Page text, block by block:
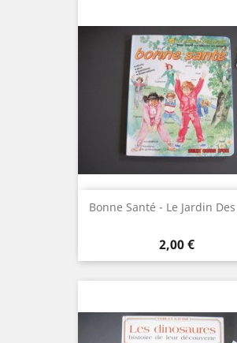
Bonne Santé - Le Jardin
Prix
2,00 €